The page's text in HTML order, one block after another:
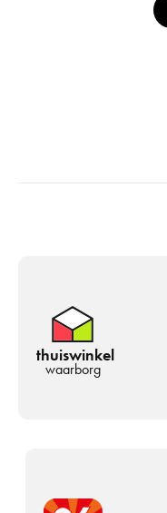
thuiswinkel
waarborg